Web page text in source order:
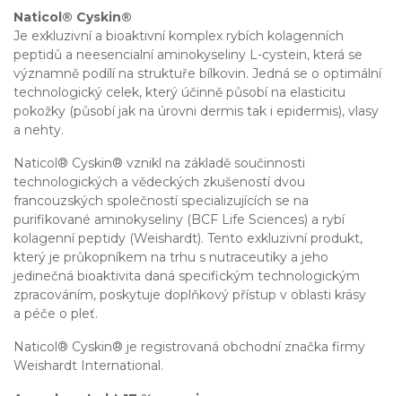
Naticol® Cyskin®
Je exkluzivní a bioaktivní komplex rybích kolagenních
peptidů a neesencialní aminokyseliny L-cystein, která se
významně podílí na struktuře bílkovin. Jedná se o optimální
technologický celek, který účinně působí na elasticitu
pokožky (působí jak na úrovni dermis tak i epidermis), vlasy
a nehty.
Naticol® Cyskin® vznikl na základě součinnosti
technologických a vědeckých zkušeností dvou
francouzských společností specializujících se na
purifikované aminokyseliny (BCF Life Sciences) a rybí
kolagenní peptidy (Weishardt). Tento exkluzivní produkt,
který je průkopníkem na trhu s nutraceutiky a jeho
jedinečná bioaktivita daná specifickým technologickým
zpracováním, poskytuje doplňkový přístup v oblasti krásy
a péče o pleť.
Naticol® Cyskin® je registrovaná obchodní značka firmy
Weishardt International.